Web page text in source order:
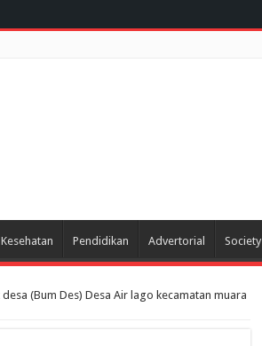
Kesehatan Pendidikan Advertorial Society
(Bum Des) Desa Air lago kecamatan muara